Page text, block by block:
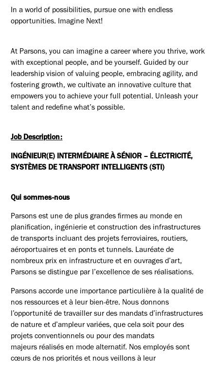
In a world of possibilities, pursue one with endless
opportunities. Imagine Next!
At Parsons, you can imagine a career where you thrive, work
with exceptional people, and be yourself. Guided by our
leadership vision of valuing people, embracing agility, and
fostering growth, we cultivate an innovative culture that
empowers you to achieve your full potential. Unleash your
talent and redefine what’s possible.
Job Description:
INGÉNIEUR(E) INTERMÉDIAIRE À SÉNIOR – ÉLECTRICITÉ,
SYSTÈMES DE TRANSPORT INTELLIGENTS (STI)
Qui sommes-nous
Parsons est une de plus grandes firmes au monde en
planification, ingénierie et construction des infrastructures
de transports incluant des projets ferroviaires, routiers,
aéroportuaires et en ponts et tunnels. Lauréate de
nombreux prix en infrastructure et en ouvrages d’art,
Parsons se distingue par l’excellence de ses réalisations.
Parsons accorde une importance particulière à la qualité de
nos ressources et à leur bien-être. Nous donnons
l’opportunité de travailler sur des mandats d’infrastructures
de nature et d’ampleur variées, que cela soit pour des
projets conventionnels ou pour des mandats
majeurs réalisés en mode alternatif. Nos employés sont
cœurs de nos priorités et nous veillons à leur